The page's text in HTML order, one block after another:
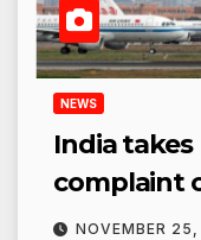
NEWS
India
complaint
NOVEMBER